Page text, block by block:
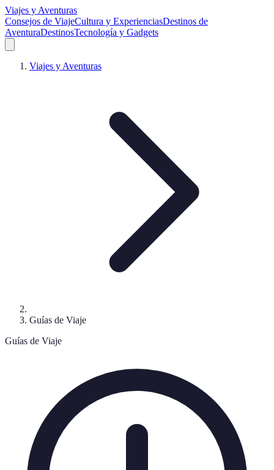
Viajes y Aventuras
Consejos de ViajeCultura y ExperienciasDestinos de
AventuraDestinosTecnología y Gadgets
Viajes y Aventuras
Guías de Viaje
Guías de Viaje